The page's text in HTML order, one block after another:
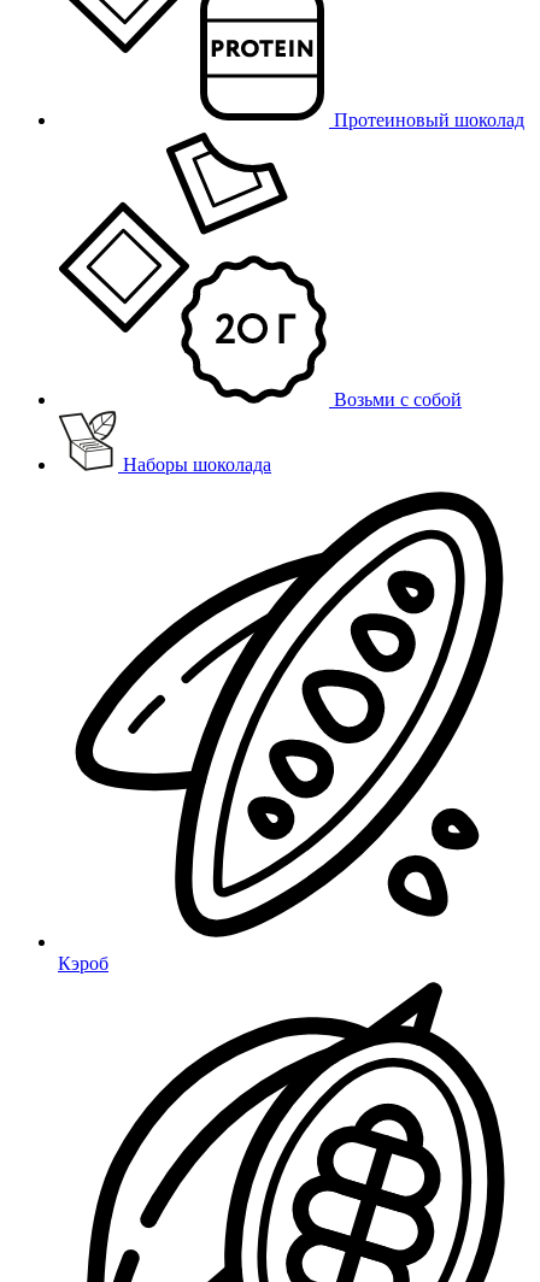
Протеиновый шоколад
Возьми с собой
Наборы шоколада
Кэроб